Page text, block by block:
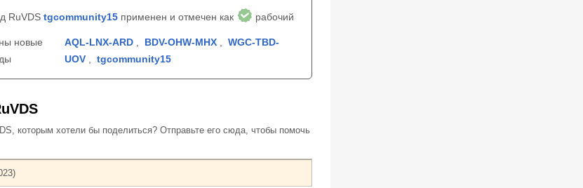
RuVDS tgcommunity15 применен и отмечен как рабочий
новые
AQL-LNX-ARD, BDV-OHW-MHX, WGC-TBD-
UOV, tgcommunity15
которым хотели бы поделиться? Отправьте его сюда, чтобы помочь